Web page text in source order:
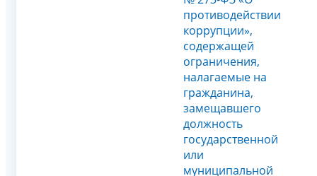
противодействии
коррупции»,
содержащей
ограничения,
налагаемые на
гражданина,
замещавшего
должность
государственной
или
муниципальной